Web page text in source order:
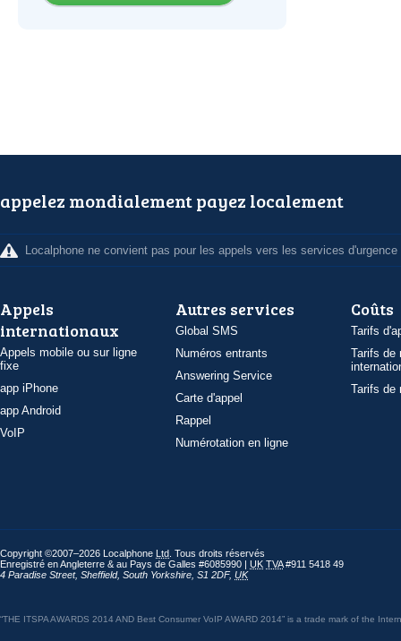
appelez mondialement payez localement
Localphone ne convient pas pour les appels vers les services d'urgence
Appels
internationaux
Appels mobile ou sur ligne
fixe
app iPhone
app Android
VoIP
Autres services
Global SMS
Numéros entrants
Answering Service
Carte d'appel
Rappel
Numérotation en ligne
Coûts
Tarifs
Tarifs de
Tarifs de
Copyright ©2007–2026 Localphone Ltd . Tous droits réservés
Enregistré en Angleterre & au Pays de Galles #6085990 | UK TVA#911 5418 49
4 Paradise Street, Sheffield, South Yorkshire S1 2DF, UK
“THE ITSPA AWARDS 2014 AND Best Consumer VoIP AWARD 2014” is a trade mark of the